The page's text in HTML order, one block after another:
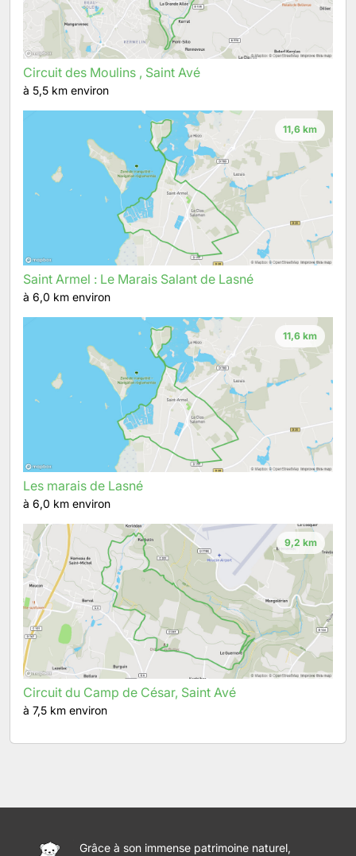
Circuit des Moulins , Saint Avé
à 5,5 km environ
11,6 km
Saint Armel : Le Marais Salant de Lasné
à 6,0 km environ
11,6 km
Les marais de Lasné
à 6,0 km environ
9,2 km
Circuit du Camp de César, Saint Avé
à 7,5 km environ
Grâce à son immense patrimoine naturel,